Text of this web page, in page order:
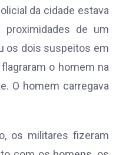
da cidade estava
proximidades de um
os dois suspeitos em
o homem na
O homem carregava
os militares fizeram